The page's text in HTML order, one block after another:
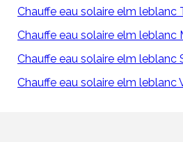
Chauffe eau solaire elm leblanc
Chauffe eau solaire elm leblanc
Chauffe eau solaire elm leblanc
Chauffe eau solaire elm leblanc